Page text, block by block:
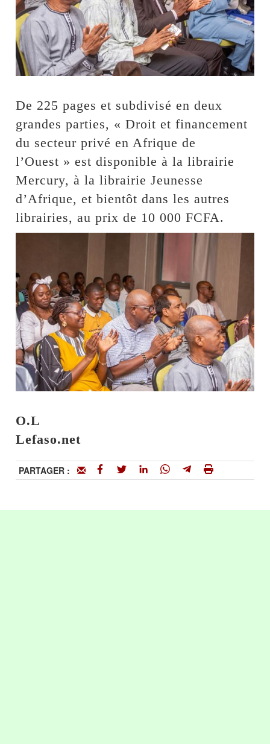
De 225 pages et subdivisé en deux
grandes parties, « Droit et financement
du secteur privé en Afrique de
l’Ouest » est disponible à la librairie
Mercury, à la librairie Jeunesse
d’Afrique, et bientôt dans les autres
librairies, au prix de 10 000 FCFA.
O.L
Lefaso.net
PARTAGER :